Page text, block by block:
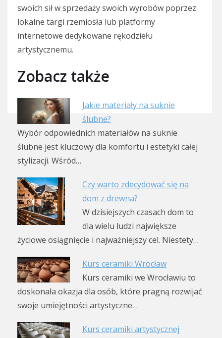
swoich sił w sprzedaży swoich wyrobów poprzez
lokalne targi rzemiosła lub platformy
internetowe dedykowane rękodziełu
artystycznemu.
Zobacz także
Jakie materiały na suknie
ślubne?
Wybór odpowiednich materiałów na suknie
ślubne jest kluczowy dla komfortu i estetyki całej
stylizacji. Wśród…
Czy warto zdecydować się na
dom z drewna?
W dzisiejszych czasach dom to
dla wielu ludzi największe
życiowe osiągnięcie i najważniejszy cel. Niestety…
Kurs ceramiki Wrocław
Kurs ceramiki we Wrocławiu to
doskonała okazja dla osób, które pragną rozwijać
swoje umiejętności artystyczne…
Kurs ceramiki artystycznej